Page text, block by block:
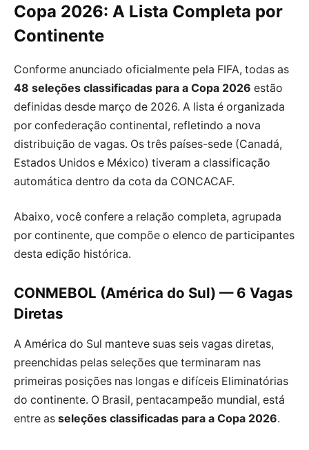
Copa 2026: A Lista Completa por
Continente
Conforme anunciado oficialmente pela FIFA, todas as
48 seleções classificadas para a Copa 2026 estão
definidas desde março de 2026. A lista é organizada
por confederação continental, refletindo a nova
distribuição de vagas. Os três países-sede (Canadá,
Estados Unidos e México) tiveram a classificação
automática dentro da cota da CONCACAF.
Abaixo, você confere a relação completa, agrupada
por continente, que compõe o elenco de participantes
desta edição histórica.
CONMEBOL (América do Sul) — 6 Vagas
Diretas
A América do Sul manteve suas seis vagas diretas,
preenchidas pelas seleções que terminaram nas
primeiras posições nas longas e difíceis Eliminatórias
do continente. O Brasil, pentacampeão mundial, está
entre as seleções classificadas para a Copa 2026.